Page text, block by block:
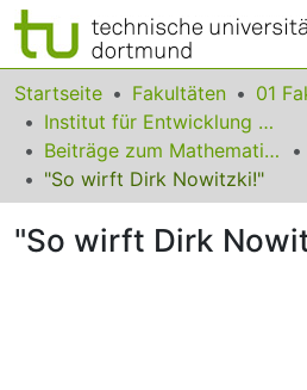
Bereiche & Sammlungen
Das gesamte Repositorium
Statistiken
FAQ
Startseite Fakultäten
Institut für Entwicklung und Erforschung des Mathematikunterrichts
Beiträge zum Mathematikunterricht
"So wirft Dirk Nowitzki!"
"So wirft Dirk